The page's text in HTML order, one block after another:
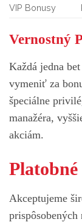
VIP Bonusy
Vernostný
Každá jedna
vymeniť za
špeciálne
manažéra,
akciám.
Akceptujeme